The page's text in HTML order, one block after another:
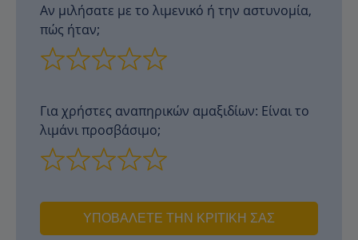
Αν μιλήσατε με το λιμενικό ή την αστυνομία,
πώς ήταν;
Για χρήστες αναπηρικών αμαξιδίων: Είναι το
λιμάνι προσβάσιμο;
ΥΠΟΒΆΛΕΤΕ ΤΗΝ ΚΡΙΤΙΚΉ ΣΑΣ